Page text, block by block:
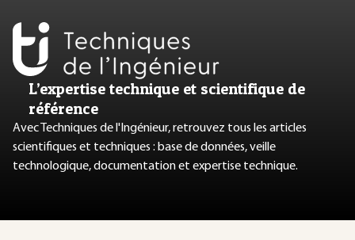
L’expertise technique et scientifique de
référence
Avec Techniques de l'Ingénieur, retrouvez tous les articles
scientifiques et techniques : base de données, veille
technologique, documentation et expertise technique.